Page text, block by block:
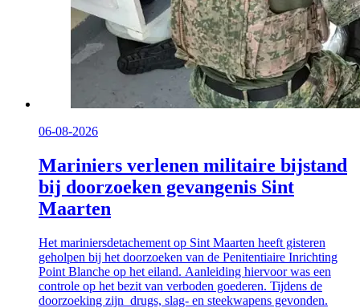
06-08-2026
Mariniers verlenen militaire bijstand
bij doorzoeken gevangenis Sint
Maarten
Het mariniersdetachement op Sint Maarten heeft gisteren
geholpen bij het doorzoeken van de Penitentiaire Inrichting
Point Blanche op het eiland. Aanleiding hiervoor was een
controle op het bezit van verboden goederen. Tijdens de
doorzoeking zijn drugs, slag- en steekwapens gevonden.